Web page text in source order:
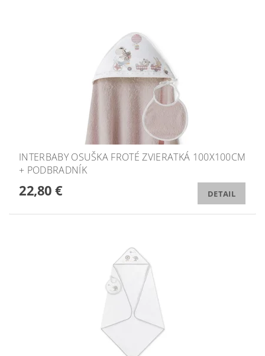
INTERBABY OSUŠKA FROTÉ ZVIERATKÁ 100X100CM
+ PODBRADNÍK
22,80 € DETAIL